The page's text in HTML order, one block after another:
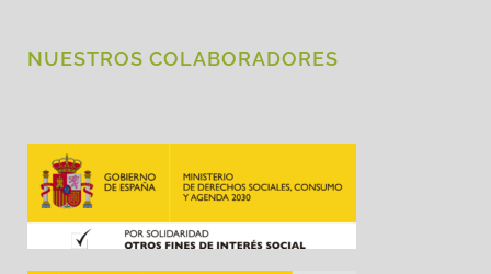
NUESTROS COLABORADORES